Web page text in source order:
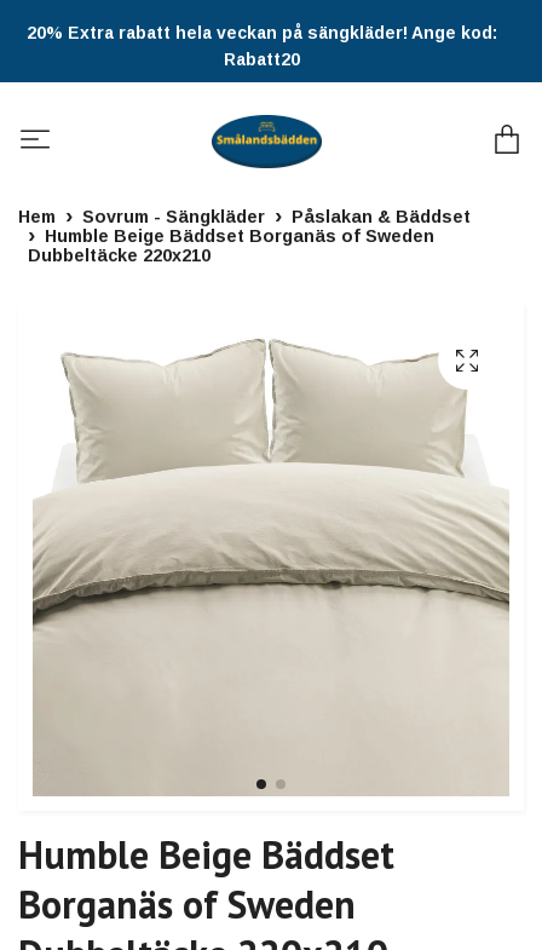
20% Extra rabatt hela veckan på sängkläder! Ange kod:
Rabatt20
Hem Sovrum - Sängkläder
Påslakan & Bäddset
Humble Beige Bäddset Borganäs of Sweden
Dubbeltäcke 220x210
Humble Beige Bäddset
Borganäs of Sweden